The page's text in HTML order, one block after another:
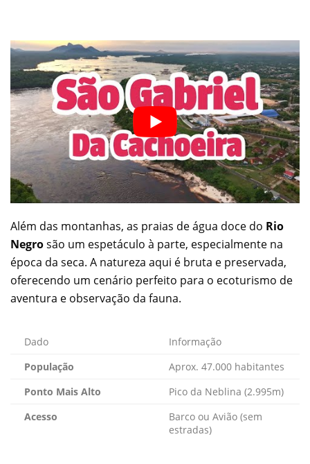
Além das montanhas, as praias de água doce do Rio
Negrosão um espetáculo à parte, especialmente na
época da seca. A natureza aqui é bruta e preservada,
oferecendo um cenário perfeito para o ecoturismo de
aventura e observação da fauna.
Dado
Informação
População
Aprox. 47.000 habitantes
Ponto Mais Alto
Pico da Neblina (2.995m)
Acesso
Barco ou Avião (sem
estradas)